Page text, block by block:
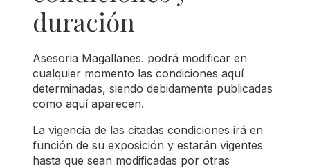
duración
Asesoria Magallanes. podrá modificar en
cualquier momento las condiciones aquí
determinadas, siendo debidamente publicadas
como aquí aparecen.
La vigencia de las citadas condiciones irá en
función de su exposición y estarán vigentes
hasta que sean modificadas por otras